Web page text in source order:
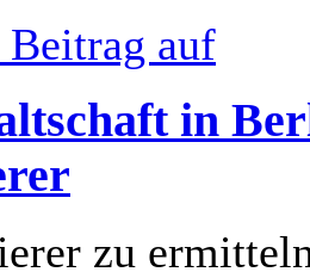
Beitrag auf
in
zu